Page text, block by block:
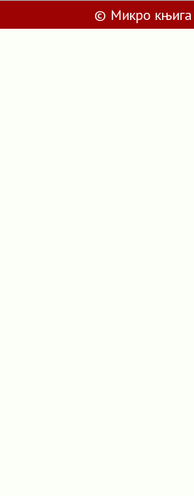
© Микро